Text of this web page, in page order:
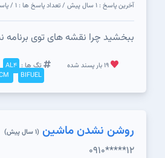
آخرین پاسخ : 1 سال پیش / تعداد پاسخ ها : 1 / پاسخ های پذیرفته شده : 0
ببخشید چرا نقشه های توی
19 بار پسند شده تگ ها : AL4
BIFUEL
روشن نشدن ماشین (1 سال پیش)
0910*****12